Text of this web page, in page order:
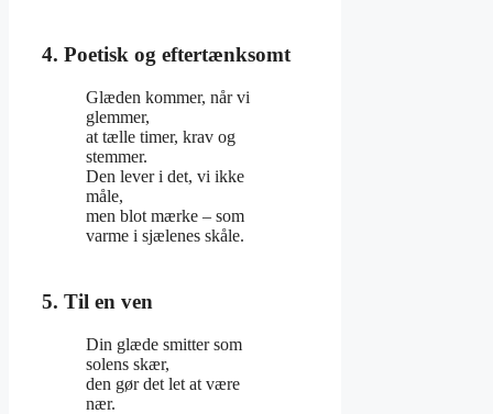
4. Poetisk og eftertænksomt
Glæden kommer, når vi
glemmer,
at tælle timer, krav og
stemmer.
Den lever i det, vi ikke
måle,
men blot mærke – som
varme i sjælenes skåle.
5. Til en ven
Din glæde smitter som
solens skær,
den gør det let at være
nær.